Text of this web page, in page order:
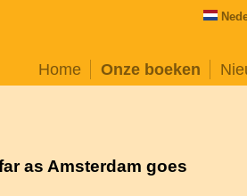
Home Onze boeken
as Amsterdam goes